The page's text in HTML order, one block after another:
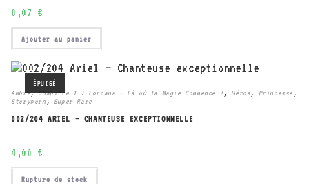
0,07 €
Ajouter au panier
ÉPUISÉ
Ambre,Chapitre 1 : Lorcana – Là où la Magie Commence !, Héros, Princesse ,
Storyborn , Super Rare
002/204 ARIEL – CHANTEUSE EXCEPTIONNELLE
4,00 €
Rupture de stock